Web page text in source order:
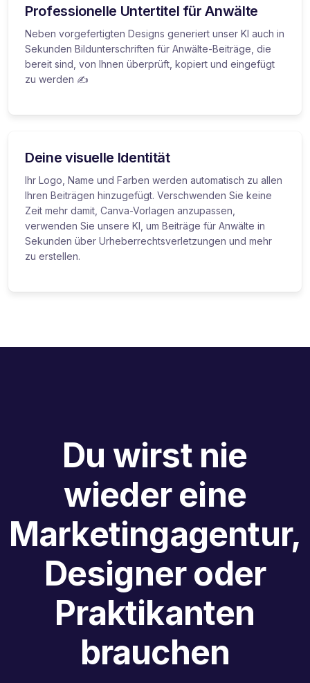
Professionelle Untertitel für Anwälte
Neben vorgefertigten Designs generiert unser KI auch in
Sekunden Bildunterschriften für Anwälte-Beiträge, die
bereit sind, von Ihnen überprüft, kopiert und eingefügt
zu werden ✍️
Deine visuelle Identität
Ihr Logo, Name und Farben werden automatisch zu allen
Ihren Beiträgen hinzugefügt. Verschwenden Sie keine
Zeit mehr damit, Canva-Vorlagen anzupassen,
verwenden Sie unsere KI, um Beiträge für Anwälte in
Sekunden über Urheberrechtsverletzungen und mehr
zu erstellen.
Du wirst nie
wieder eine
Marketingagentur,
Designer oder
Praktikanten
brauchen